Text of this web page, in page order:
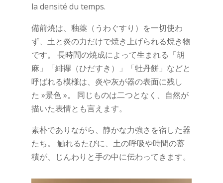
la densité du temps.
備前焼は、釉薬（うわぐすり）を一切使わ
ず、土と炎の力だけで焼き上げられる焼き物
です。 長時間の焼成によって生まれる「胡
麻」「緋襷（ひだすき）」「牡丹餅」などと
呼ばれる模様は、炎や灰が器の表面に残し
た »景色 »。 同じものは二つとなく、自然が
描いた表情とも言えます。
素朴でありながら、静かな力強さを宿した器
たち。 触れるたびに、土の呼吸や時間の蓄
積が、じんわりと手の中に伝わってきます。